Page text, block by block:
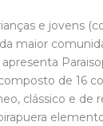
e jovens
maior
de 16
clássico e de